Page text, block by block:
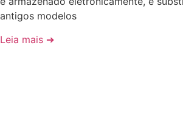
antigos modelos
Leia mais ➔